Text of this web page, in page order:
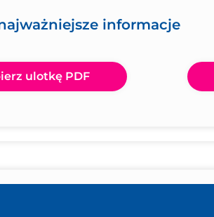
informacje
ulotkę PDF